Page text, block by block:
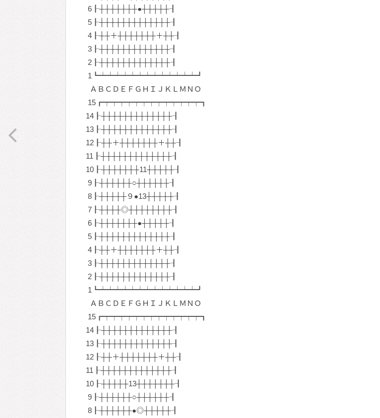
6┠┼┼┼┼┼┼┼●┼┼┼┼┼┨
5┠┼┼┼┼┼┼┼┼┼┼┼┼┼┨
4┠┼┼＋┼┼┼┼┼┼┼＋┼┼┨
3┠┼┼┼┼┼┼┼┼┼┼┼┼┼┨
2┠┼┼┼┼┼┼┼┼┼┼┼┼┼┨
1┗┷┷┷┷┷┷┷┷┷┷┷┷┷┛
ＡＢＣＤＥＦＧＨＩＪＫＬＭＮＯ
15┏┯┯┯┯┯┯┯┯┯┯┯┯┯┓
14┠┼┼┼┼┼┼┼┼┼┼┼┼┼┨
13┠┼┼┼┼┼┼┼┼┼┼┼┼┼┨
12┠┼┼＋┼┼┼┼┼┼┼＋┼┼┨
11┠┼┼┼┼┼┼┼┼┼┼┼┼┼┨
10┠┼┼┼┼┼┼┼11┼┼┼┼┼┨
9┠┼┼┼┼┼┼○┼┼┼┼┼┼┨
8┠┼┼┼┼┼９●13┼┼┼┼┼┨
7┠┼┼┼┼◎┼┼┼┼┼┼┼┼┨
6┠┼┼┼┼┼┼┼●┼┼┼┼┼┨
5┠┼┼┼┼┼┼┼┼┼┼┼┼┼┨
4┠┼┼＋┼┼┼┼┼┼┼＋┼┼┨
3┠┼┼┼┼┼┼┼┼┼┼┼┼┼┨
2┠┼┼┼┼┼┼┼┼┼┼┼┼┼┨
1┗┷┷┷┷┷┷┷┷┷┷┷┷┷┛
ＡＢＣＤＥＦＧＨＩＪＫＬＭＮＯ
15┏┯┯┯┯┯┯┯┯┯┯┯┯┯┓
14┠┼┼┼┼┼┼┼┼┼┼┼┼┼┨
13┠┼┼┼┼┼┼┼┼┼┼┼┼┼┨
12┠┼┼＋┼┼┼┼┼┼┼＋┼┼┨
11┠┼┼┼┼┼┼┼┼┼┼┼┼┼┨
10┠┼┼┼┼┼13┼┼┼┼┼┼┼┨
9┠┼┼┼┼┼┼○┼┼┼┼┼┼┨
8┠┼┼┼┼┼┼●◎┼┼┼┼┼┨